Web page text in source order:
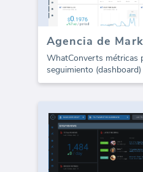
WhatConverts métricas
seguimiento (dashboard)